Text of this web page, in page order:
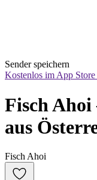
Sender speichern
Kostenlos im App Store
Fisch Ahoi
aus
Fisch Ahoi